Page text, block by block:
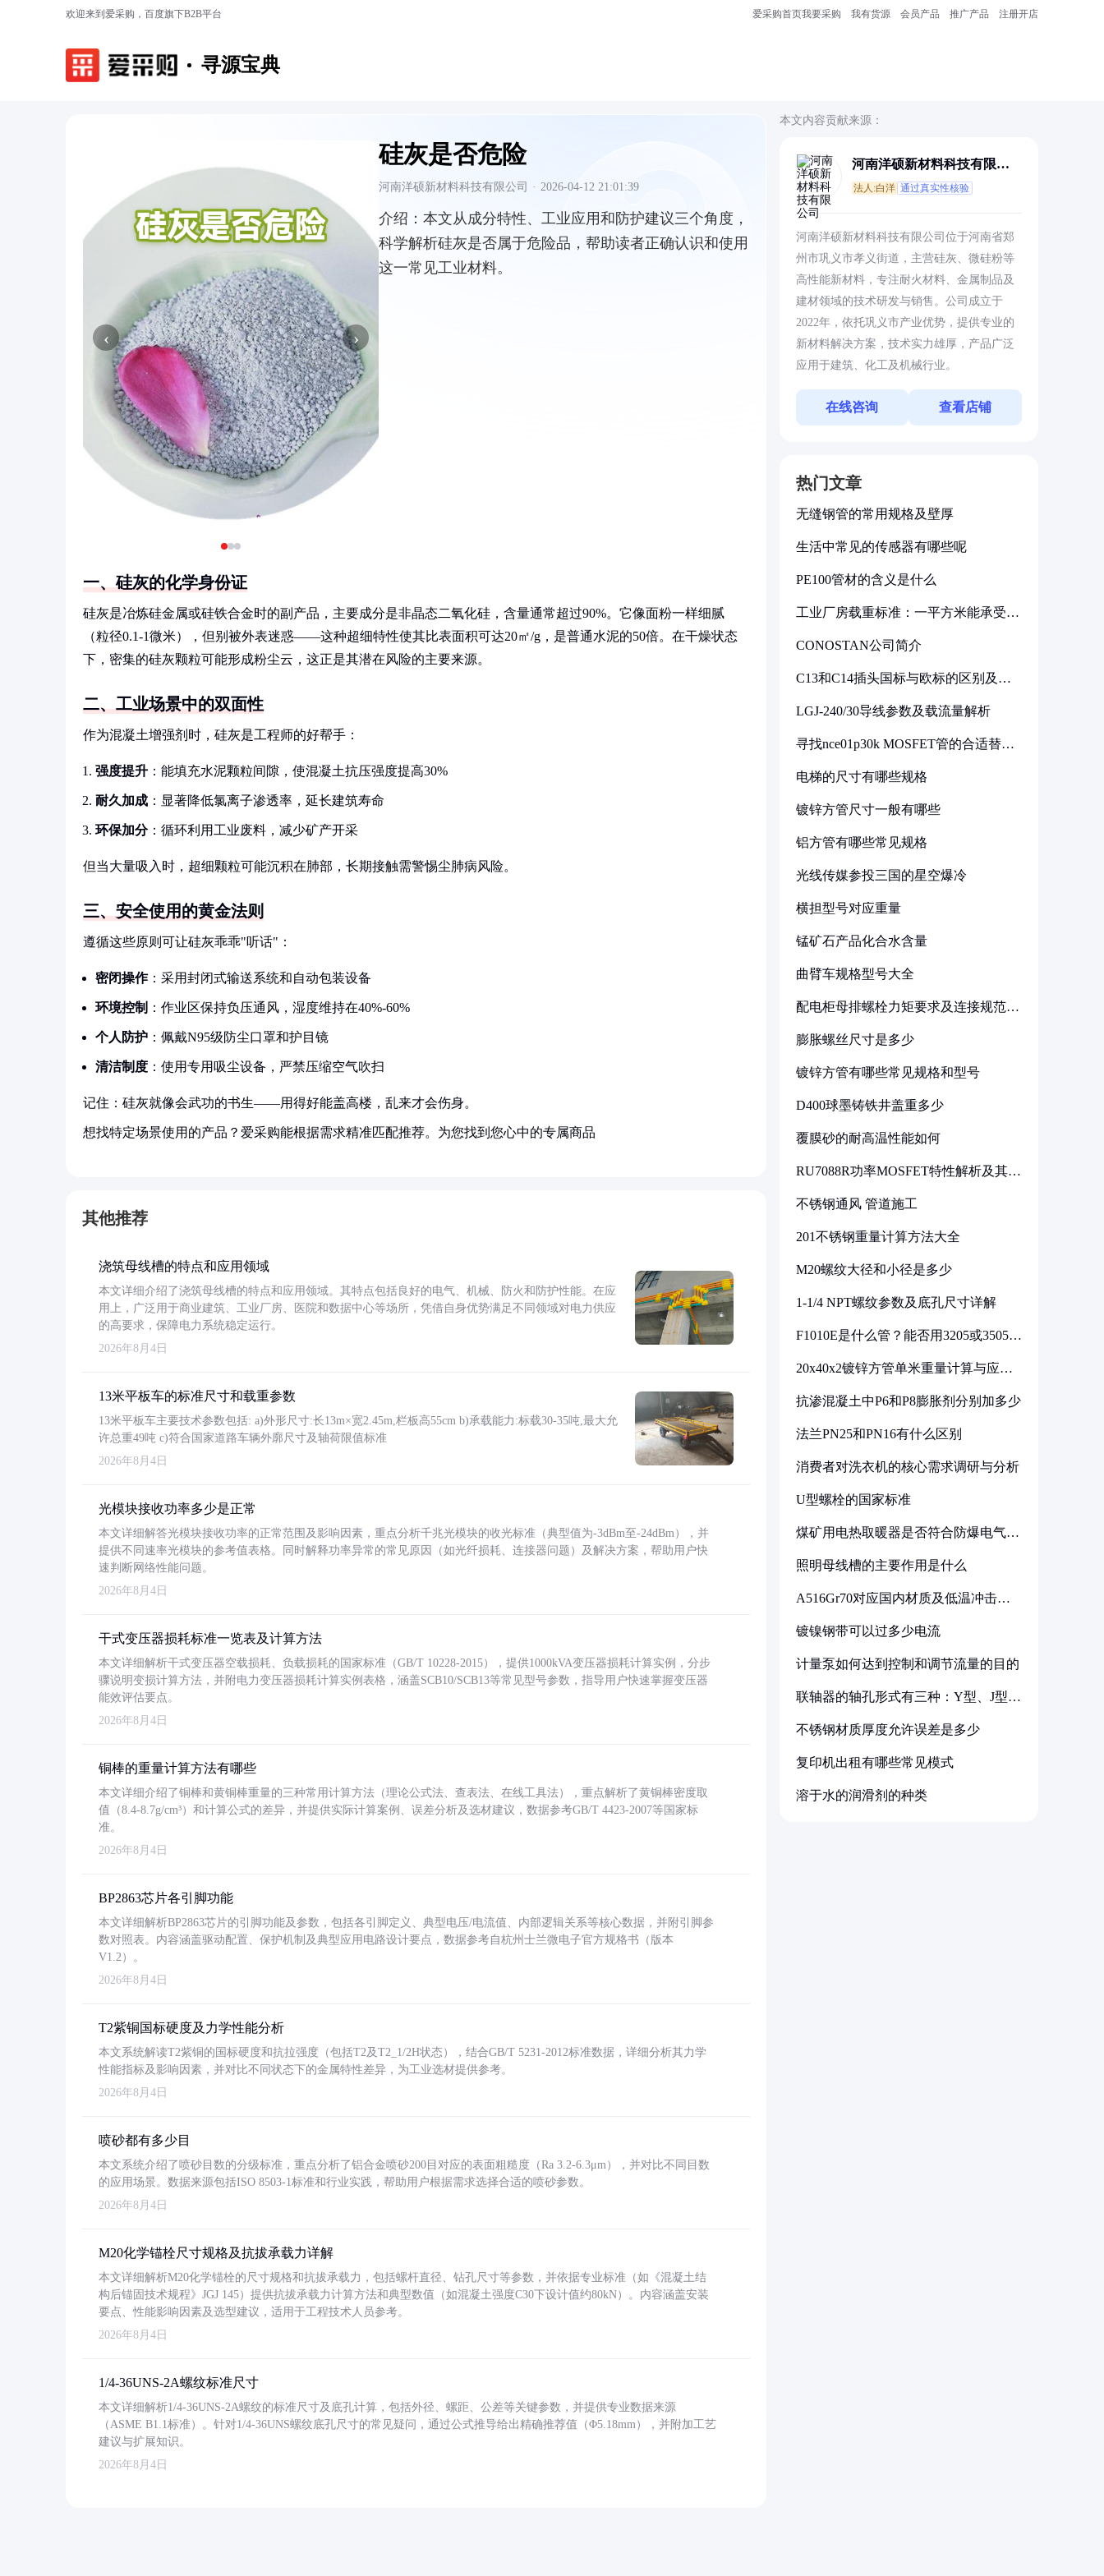
欢迎来到爱采购，百度旗下B2B平台 爱采购首页我要采购 我有货源 会员产品 推广产品 注册开店
寻源宝典
‹ ›
硅灰是否危险
河南洋硕新材料科技有限公司 · 2026-04-12 21:01:39
介绍： 本文从成分特性、工业应用和防护建议三个角度，
科学解析硅灰是否属于危险品，帮助读者正确认识和使用
这一常见工业材料。
一、硅灰的化学身份证
硅灰是冶炼硅金属或硅铁合金时的副产品，主要成分是非晶态二氧化硅，含量通常超过90%。它像面粉一样细腻
（粒径0.1-1微米），但别被外表迷惑——这种超细特性使其比表面积可达20㎡/g，是普通水泥的50倍。在干燥状态
下，密集的硅灰颗粒可能形成粉尘云，这正是其潜在风险的主要来源。
二、工业场景中的双面性
作为混凝土增强剂时，硅灰是工程师的好帮手：
强度提升 ：能填充水泥颗粒间隙，使混凝土抗压强度提高30%
耐久加成 ：显著降低氯离子渗透率，延长建筑寿命
环保加分：循环利用工业废料，减少矿产开采
但当大量吸入时，超细颗粒可能沉积在肺部，长期接触需警惕尘肺病风险。
三、安全使用的黄金法则
遵循这些原则可让硅灰乖乖"听话"：
密闭操作：采用封闭式输送系统和自动包装设备
环境控制 ：作业区保持负压通风，湿度维持在40%-60%
个人防护 ：佩戴N95级防尘口罩和护目镜
清洁制度 ：使用专用吸尘设备，严禁压缩空气吹扫
记住：硅灰就像会武功的书生——用得好能盖高楼，乱来才会伤身。
想找特定场景使用的产品？爱采购能根据需求精准匹配推荐。为您找到您心中的专属商品
其他推荐
浇筑母线槽的特点和应用领域
本文详细介绍了浇筑母线槽的特点和应用领域。其特点包括良好的电气、机械、防火和防护性能。在应
用上，广泛用于商业建筑、工业厂房、医院和数据中心等场所，凭借自身优势满足不同领域对电力供应
的高要求，保障电力系统稳定运行。
2026年8月4日
13米平板车的标准尺寸和载重参数
13米平板车主要技术参数包括: a)外形尺寸:长13m×宽2.45m,栏板高55cm b)承载能力:标载30-35吨,最大允
许总重49吨 c)符合国家道路车辆外廓尺寸及轴荷限值标准
2026年8月4日
光模块接收功率多少是正常
本文详细解答光模块接收功率的正常范围及影响因素，重点分析千兆光模块的收光标准（典型值为-3dBm至-24dBm），并
提供不同速率光模块的参考值表格。同时解释功率异常的常见原因（如光纤损耗、连接器问题）及解决方案，帮助用户快
速判断网络性能问题。
2026年8月4日
干式变压器损耗标准一览表及计算方法
本文详细解析干式变压器空载损耗、负载损耗的国家标准（GB/T 10228-2015），提供1000kVA变压器损耗计算实例，分步
骤说明变损计算方法，并附电力变压器损耗计算实例表格，涵盖SCB10/SCB13等常见型号参数，指导用户快速掌握变压器
能效评估要点。
2026年8月4日
铜棒的重量计算方法有哪些
本文详细介绍了铜棒和黄铜棒重量的三种常用计算方法（理论公式法、查表法、在线工具法），重点解析了黄铜棒密度取
值（8.4-8.7g/cm³）和计算公式的差异，并提供实际计算案例、误差分析及选材建议，数据参考GB/T 4423-2007等国家标
准。
2026年8月4日
BP2863芯片各引脚功能
本文详细解析BP2863芯片的引脚功能及参数，包括各引脚定义、典型电压/电流值、内部逻辑关系等核心数据，并附引脚参
数对照表。内容涵盖驱动配置、保护机制及典型应用电路设计要点，数据参考自杭州士兰微电子官方规格书（版本
V1.2）。
2026年8月4日
T2紫铜国标硬度及力学性能分析
本文系统解读T2紫铜的国标硬度和抗拉强度（包括T2及T2_1/2H状态），结合GB/T 5231-2012标准数据，详细分析其力学
性能指标及影响因素，并对比不同状态下的金属特性差异，为工业选材提供参考。
2026年8月4日
喷砂都有多少目
本文系统介绍了喷砂目数的分级标准，重点分析了铝合金喷砂200目对应的表面粗糙度（Ra 3.2-6.3μm），并对比不同目数
的应用场景。数据来源包括ISO 8503-1标准和行业实践，帮助用户根据需求选择合适的喷砂参数。
2026年8月4日
M20化学锚栓尺寸规格及抗拔承载力详解
本文详细解析M20化学锚栓的尺寸规格和抗拔承载力，包括螺杆直径、钻孔尺寸等参数，并依据专业标准（如《混凝土结
构后锚固技术规程》JGJ 145）提供抗拔承载力计算方法和典型数值（如混凝土强度C30下设计值约80kN）。内容涵盖安装
要点、性能影响因素及选型建议，适用于工程技术人员参考。
2026年8月4日
1/4-36UNS-2A螺纹标准尺寸
本文详细解析1/4-36UNS-2A螺纹的标准尺寸及底孔计算，包括外径、螺距、公差等关键参数，并提供专业数据来源
（ASME B1.1标准）。针对1/4-36UNS螺纹底孔尺寸的常见疑问，通过公式推导给出精确推荐值（Φ5.18mm），并附加工艺
建议与扩展知识。
2026年8月4日
本文内容贡献来源：
河南洋硕新材料科技有限公
法人:白洋 通过真实性核验
河南洋硕新材料科技有限公司位于河南省郑
州市巩义市孝义街道，主营硅灰、微硅粉等
高性能新材料，专注耐火材料、金属制品及
建材领域的技术研发与销售。公司成立于
2022年，依托巩义市产业优势，提供专业的
新材料解决方案，技术实力雄厚，产品广泛
应用于建筑、化工及机械行业。
在线咨询 查看店铺
热门文章
无缝钢管的常用规格及壁厚
生活中常见的传感器有哪些呢
PE100管材的含义是什么
工业厂房载重标准：一平方米能承受多
CONOSTAN公司简介
C13和C14插头国标与欧标的区别及其
LGJ-240/30导线参数及载流量解析
寻找nce01p30k MOSFET管的合适替代
电梯的尺寸有哪些规格
镀锌方管尺寸一般有哪些
铝方管有哪些常见规格
光线传媒参投三国的星空爆冷
横担型号对应重量
锰矿石产品化合水含量
曲臂车规格型号大全
配电柜母排螺栓力矩要求及连接规范详
膨胀螺丝尺寸是多少
镀锌方管有哪些常见规格和型号
D400球墨铸铁井盖重多少
覆膜砂的耐高温性能如何
RU7088R功率MOSFET特性解析及其在
不锈钢通风 管道施工
201不锈钢重量计算方法大全
M20螺纹大径和小径是多少
1-1/4 NPT螺纹参数及底孔尺寸详解
F1010E是什么管？能否用3205或3505代
20x40x2镀锌方管单米重量计算与应用
抗渗混凝土中P6和P8膨胀剂分别加多少
法兰PN25和PN16有什么区别
消费者对洗衣机的核心需求调研与分析
U型螺栓的国家标准
煤矿用电热取暖器是否符合防爆电气设
照明母线槽的主要作用是什么
A516Gr70对应国内材质及低温冲击要
镀镍钢带可以过多少电流
计量泵如何达到控制和调节流量的目的
联轴器的轴孔形式有三种：Y型、J型、
不锈钢材质厚度允许误差是多少
复印机出租有哪些常见模式
溶于水的润滑剂的种类